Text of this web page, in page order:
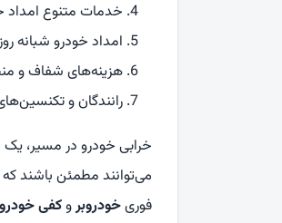
خدمات متنوع امداد
امداد خودرو شبانه
هزینه‌های شفاف و
رانندگان و
خرابی خودرو در مسیر، یک
می‌توانند مطمئن باشند
فوریخودروبروکفی